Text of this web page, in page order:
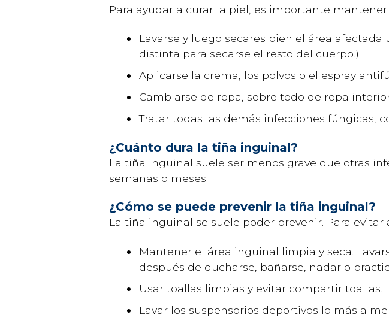
Para ayudar a curar la piel, es importante
Lavarse y luego secares bien el área
distinta para secarse el resto del cuerpo.)
Aplicarse la crema, los polvos o el espray
Cambiarse de ropa, sobre todo de ropa
Tratar todas las demás infecciones fúngicas,
¿Cuánto dura la tiña inguinal?
La tiña inguinal suele ser menos grave que otras
semanas o meses.
¿Cómo se puede prevenir la tiña inguinal?
La tiña inguinal se suele poder prevenir. Para
Mantener el área inguinal limpia y seca.
después de ducharse, bañarse, nadar o
Usar toallas limpias y evitar compartir toallas.
Lavar los suspensorios deportivos lo más a